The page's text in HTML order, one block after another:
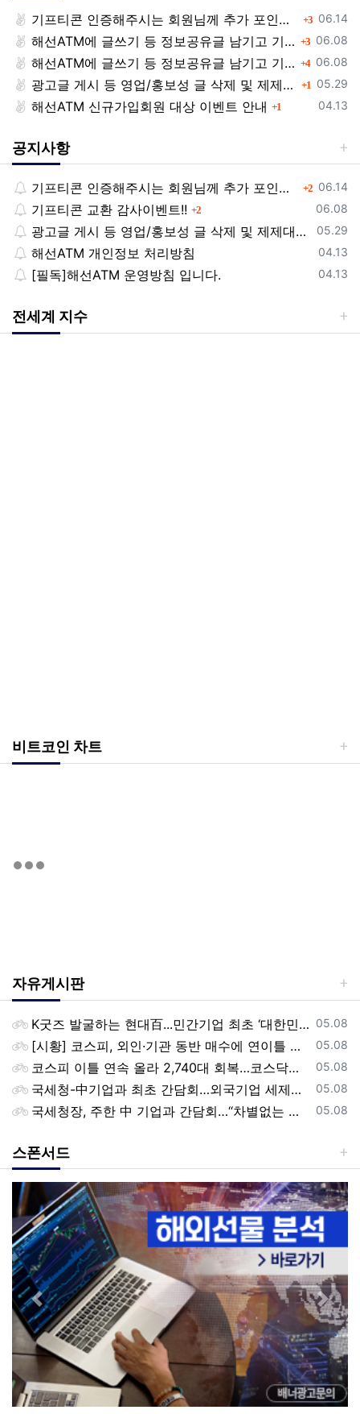
등록일
06.14
기프티콘 인증해주시는 회원님께 추가 포인트 쏩니다!! 3댓글
등록일
06.08
해선ATM에 글쓰기 등 정보공유글 남기고 기프티콘 받자! 3댓글
등록일
06.08
해선ATM에 글쓰기 등 정보공유글 남기고 기프티콘 받자! 4댓글
등록일
05.29
광고글 게시 등 영업/홍보성 글 삭제 및 제제대상입니다. 1댓글
등록일
04.13
해선ATM 신규가입회원 대상 이벤트 안내 1
공지사항
등록일
06.14
기프티콘 인증해주시는 회원님께 추가 포인트 쏩니다!! 2댓글
등록일
06.08
기프티콘 교환 감사이벤트!! 2댓글
등록일
05.29
광고글 게시 등 영업/홍보성 글 삭제 및 제제대상입니다.
등록일
04.13
해선ATM 개인정보 처리방침
등록일
04.13
[필독]해선ATM 운영방침 입니다.
전세계 지수
비트코인 차트
자유게시판
등록일
05.08
K굿즈 발굴하는 현대百...민간기업 최초 ‘대한민국 관광공모전’ 후원
등록일
05.08
[시황] 코스피, 외인·기관 동반 매수에 연이틀 상승…2745.05 마감
등록일
05.08
코스피 이틀 연속 올라 2,740대 회복…코스닥은 강보합(종합)
등록일
05.08
국세청-中기업과 최초 간담회…외국기업 세제혜택 등 논의
등록일
05.08
국세청장, 주한 中 기업과 간담회…“차별없는 공정과세 약속”
스폰서드
Previous Next